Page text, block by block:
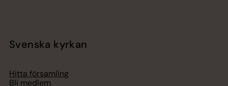
Svenska kyrkan
Hitta församling
Bli medlem